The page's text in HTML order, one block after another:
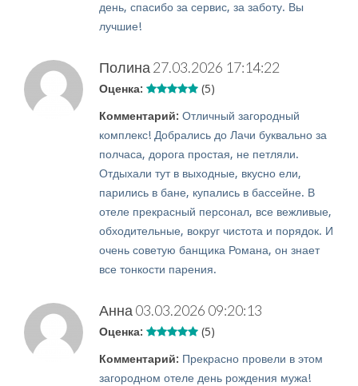
день, спасибо за сервис, за заботу. Вы
лучшие!
Полина 27.03.2026 17:14:22
Оценка: (5)
Комментарий: Отличный загородный
комплекс! Добрались до Лачи буквально за
полчаса, дорога простая, не петляли.
Отдыхали тут в выходные, вкусно ели,
парились в бане, купались в бассейне. В
отеле прекрасный персонал, все вежливые,
обходительные, вокруг чистота и порядок. И
очень советую банщика Романа, он знает
все тонкости парения.
Анна 03.03.2026 09:20:13
Оценка: (5)
Комментарий: Прекрасно провели в этом
загородном отеле день рождения мужа!